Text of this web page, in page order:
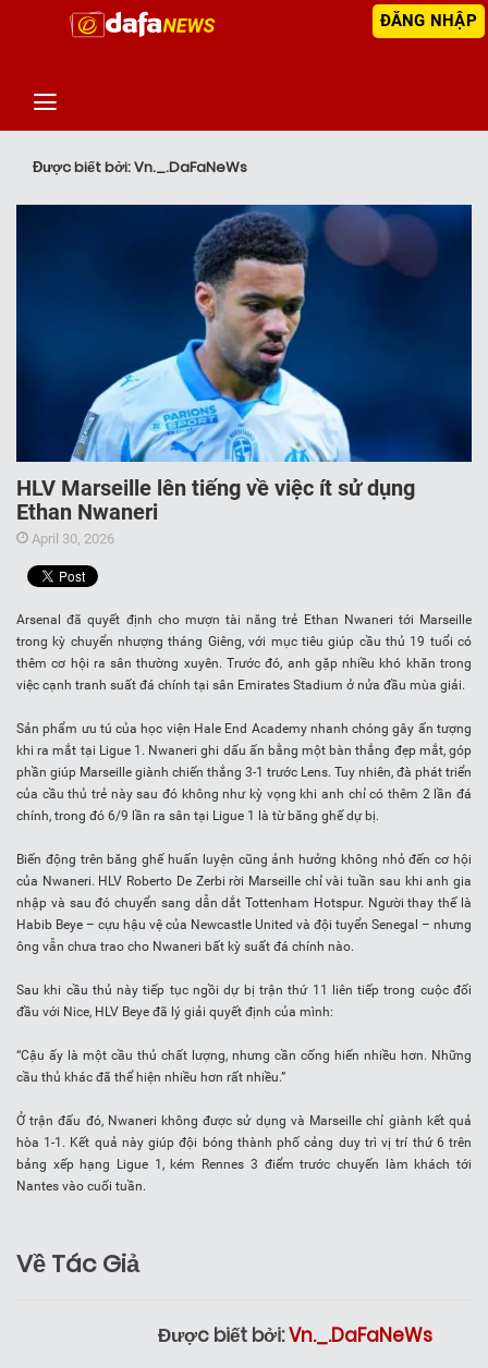
ĐĂNG NHẬP
Được biết bởi: Vn._.DaFaNeWs
HLV Marseille lên tiếng về việc ít sử dụng
Ethan Nwaneri
April 30, 2026
Arsenal đã quyết định cho mượn tài năng trẻ Ethan Nwaneri tới Marseille
trong kỳ chuyển nhượng tháng Giêng, với mục tiêu giúp cầu thủ 19 tuổi có
thêm cơ hội ra sân thường xuyên. Trước đó, anh gặp nhiều khó khăn trong
việc cạnh tranh suất đá chính tại sân Emirates Stadium ở nửa đầu mùa giải.
Sản phẩm ưu tú của học viện Hale End Academy nhanh chóng gây ấn tượng
khi ra mắt tại Ligue 1. Nwaneri ghi dấu ấn bằng một bàn thắng đẹp mắt, góp
phần giúp Marseille giành chiến thắng 3-1 trước Lens. Tuy nhiên, đà phát triển
của cầu thủ trẻ này sau đó không như kỳ vọng khi anh chỉ có thêm 2 lần đá
chính, trong đó 6/9 lần ra sân tại Ligue 1 là từ băng ghế dự bị.
Biến động trên băng ghế huấn luyện cũng ảnh hưởng không nhỏ đến cơ hội
của Nwaneri. HLV Roberto De Zerbi rời Marseille chỉ vài tuần sau khi anh gia
nhập và sau đó chuyển sang dẫn dắt Tottenham Hotspur. Người thay thế là
Habib Beye – cựu hậu vệ của Newcastle United và đội tuyển Senegal – nhưng
ông vẫn chưa trao cho Nwaneri bất kỳ suất đá chính nào.
Sau khi cầu thủ này tiếp tục ngồi dự bị trận thứ 11 liên tiếp trong cuộc đối
đầu với Nice, HLV Beye đã lý giải quyết định của mình:
“Cậu ấy là một cầu thủ chất lượng, nhưng cần cống hiến nhiều hơn. Những
cầu thủ khác đã thể hiện nhiều hơn rất nhiều.”
Ở trận đấu đó, Nwaneri không được sử dụng và Marseille chỉ giành kết quả
hòa 1-1. Kết quả này giúp đội bóng thành phố cảng duy trì vị trí thứ 6 trên
bảng xếp hạng Ligue 1, kém Rennes 3 điểm trước chuyến làm khách tới
Nantes vào cuối tuần.
Về Tác Giả
Được biết bởi:Vn._.DaFaNeWs